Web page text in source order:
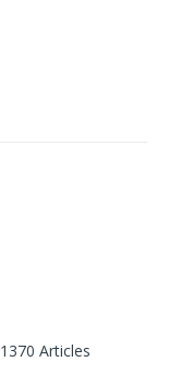
1370 Articles